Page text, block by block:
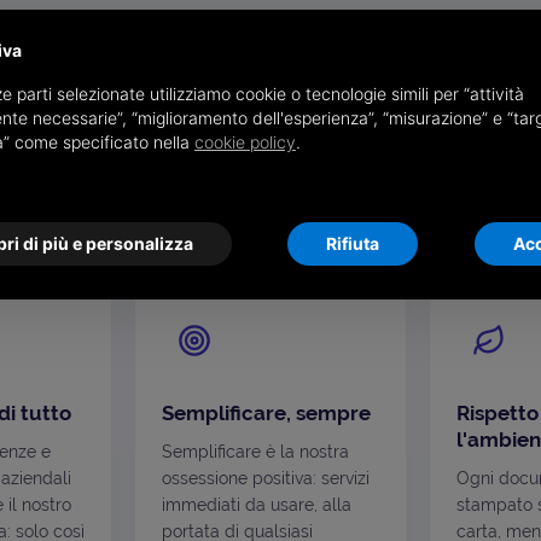
che guida ogni nostra
che si ritrovano in ogni soluzione che
tutto
e
il nostro
solo così
Semplificare, sempre
Semplificare è la nostra
ossessione positiva: servizi
immediati da usare, alla
portata di qualsiasi
Ogni
stampato
carta,
parti selezionate utilizziamo cookie o tecnologie simili per “attività
necessarie”, “miglioramento dell'esperienza”, “misurazione” e
come specificato nella cookie policy.
di più e personalizza Rifiuta